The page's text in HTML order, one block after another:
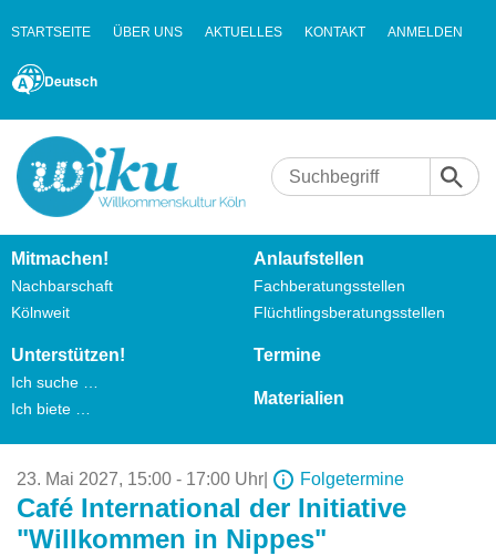
STARTSEITE ÜBER UNS AKTUELLES KONTAKT ANMELDEN
Deutsch
Mitmachen!
Nachbarschaft
Kölnweit
Anlaufstellen
Fachberatungsstellen
Flüchtlingsberatungsstellen
Unterstützen!
Ich suche …
Ich biete …
Termine
Materialien
23. Mai 2027, 15:00 - 17:00 Uhr Folgetermine
Café International der Initiative
"Willkommen in Nippes"